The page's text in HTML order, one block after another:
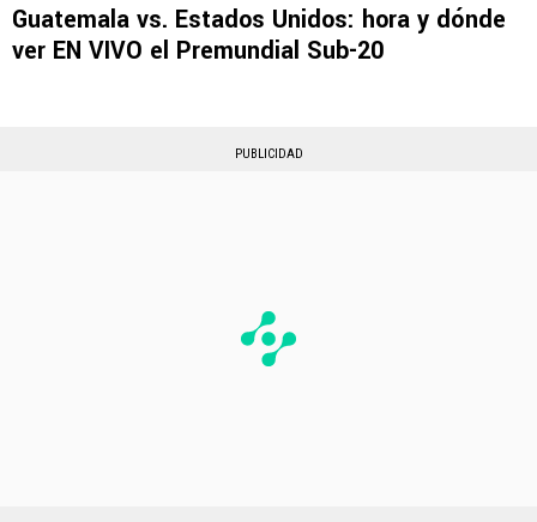
Guatemala vs. Estados Unidos: hora y dónde
ver EN VIVO el Premundial Sub-20
PUBLICIDAD